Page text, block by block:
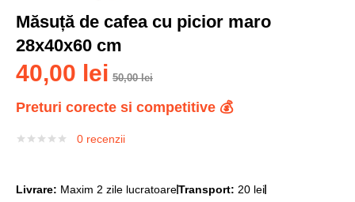
Măsuță de cafea cu picior maro
28x40x60 cm
40,00 lei 50,00lei
Preturi corecte si competitive 💰
0 recenzii
Livrare: Maxim 2 zile lucratoareTransport: 20 lei